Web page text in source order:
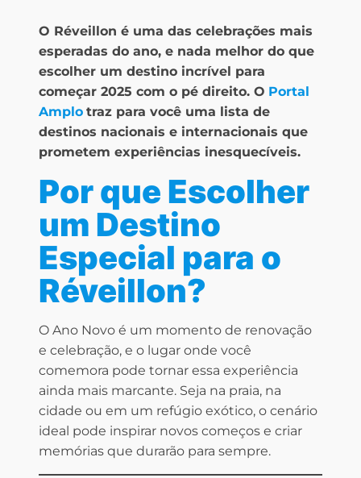
O Réveillon é uma das celebrações mais
esperadas do ano, e nada melhor do que
escolher um destino incrível para
começar 2025 com o pé direito. O Portal
Amplo traz para você uma lista de
destinos nacionais e internacionais que
prometem experiências inesquecíveis.
Por que Escolher
um Destino
Especial para o
Réveillon?
O Ano Novo é um momento de renovação
e celebração, e o lugar onde você
comemora pode tornar essa experiência
ainda mais marcante. Seja na praia, na
cidade ou em um refúgio exótico, o cenário
ideal pode inspirar novos começos e criar
memórias que durarão para sempre.